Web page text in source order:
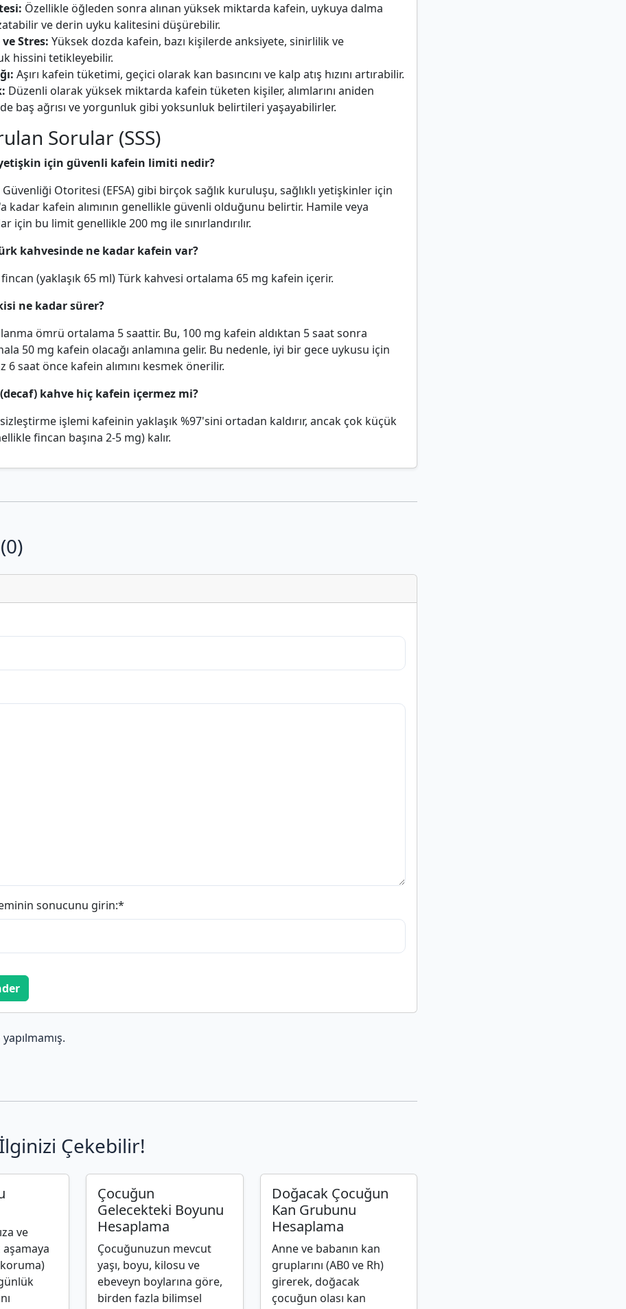
Özellikle öğleden sonra alınan yüksek miktarda kafein, uykuya dalma
ve derin uyku kalitesini düşürebilir.
Stres: Yüksek dozda kafein, bazı kişilerde anksiyete, sinirlilik ve
hissini tetikleyebilir.
Aşırı kafein tüketimi, geçici olarak kan basıncını ve kalp atış hızını artırabilir.
Düzenli olarak yüksek miktarda kafein tüketen kişiler, alımlarını aniden
baş ağrısı ve yorgunluk gibi yoksunluk belirtileri yaşayabilirler.
Sorular (SSS)
yetişkin için güvenli kafein limiti nedir?
Güvenliği Otoritesi (EFSA) gibi birçok sağlık kuruluşu, sağlıklı yetişkinler için
kadar kafein alımının genellikle güvenli olduğunu belirtir. Hamile veya
için bu limit genellikle 200 mg ile sınırlandırılır.
kahvesinde ne kadar kafein var?
(yaklaşık 65 ml) Türk kahvesi ortalama 65 mg kafein içerir.
ne kadar sürer?
ömrü ortalama 5 saattir. Bu, 100 mg kafein aldıktan 5 saat sonra
50 mg kafein olacağı anlamına gelir. Bu nedenle, iyi bir gece uykusu için
6 saat önce kafein alımını kesmek önerilir.
kahve hiç kafein içermez mi?
işlemi kafeinin yaklaşık %97'sini ortadan kaldırır, ancak çok küçük
fincan başına 2-5 mg) kalır.
sonucunu girin:*
Çekebilir!
ve
Çocuğun
Gelecekteki Boyunu
Hesaplama
Çocuğunuzun mevcut
yaşı, boyu, kilosu ve
ebeveyn boylarına göre,
birden fazla bilimsel
Doğacak Çocuğun
Kan Grubunu
Hesaplama
Anne ve babanın kan
gruplarını (AB0 ve Rh)
girerek, doğacak
çocuğun olası kan